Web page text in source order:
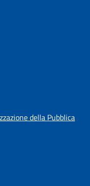
della Pubblica